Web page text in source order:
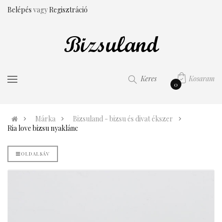
Belépés vagyRegisztráció
Kosaram
0
Keres
Márka
Bizsuland - bizsu és divat ékszer
Ria love bizsu nyaklánc
OLDALSÁV